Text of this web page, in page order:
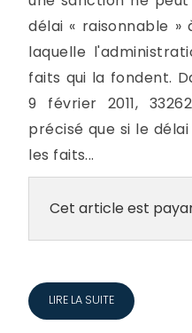
délai « raisonnable
laquelle
faits qui la fondent.
9 février 2011,
précisé que si le
les faits...
Cet article est
LIRE LA SUITE